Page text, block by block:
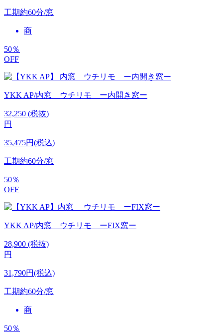
工期約60分/窓
商
50％
OFF
YKK AP/内窓 ウチリモ ー内開き窓ー
32,250 (税抜)
円
35,475円(税込)
工期約60分/窓
50％
OFF
YKK AP/内窓 ウチリモ ーFIX窓ー
28,900 (税抜)
円
31,790円(税込)
工期約60分/窓
商
50％